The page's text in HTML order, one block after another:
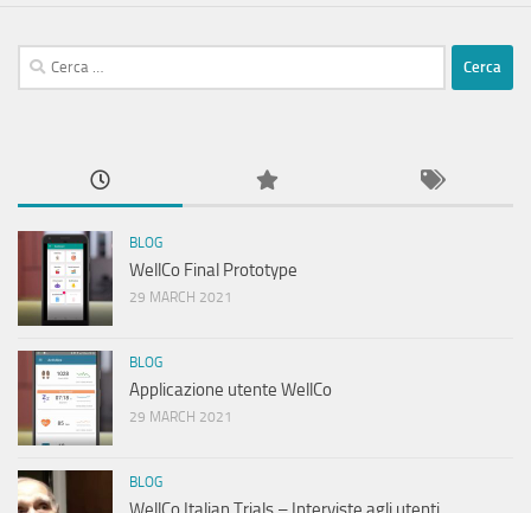
Ricerca
per:
BLOG
WellCo Final Prototype
29 MARCH 2021
BLOG
Applicazione utente WellCo
29 MARCH 2021
BLOG